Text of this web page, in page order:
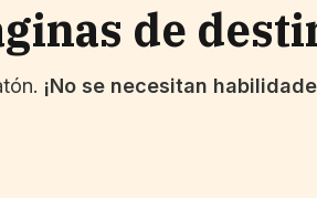
de
¡No se necesitan